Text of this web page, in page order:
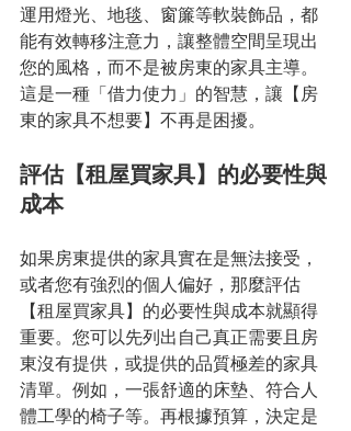
運用燈光、地毯、窗簾等軟裝飾品，都
能有效轉移注意力，讓整體空間呈現出
您的風格，而不是被房東的家具主導。
這是一種「借力使力」的智慧，讓【房
東的家具不想要】不再是困擾。
評估【租屋買家具】的必要性與
成本
如果房東提供的家具實在是無法接受，
或者您有強烈的個人偏好，那麼評估
【租屋買家具】的必要性與成本就顯得
重要。您可以先列出自己真正需要且房
東沒有提供，或提供的品質極差的家具
清單。例如，一張舒適的床墊、符合人
體工學的椅子等。再根據預算，決定是